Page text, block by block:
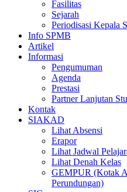
Fasilitas
Sejarah
Periodisasi Kepala
Info SPMB
Artikel
Informasi
Pengumuman
Agenda
Prestasi
Partner Lanjutan
Kontak
SIAKAD
Lihat Absensi
Erapor
Lihat Jadwal
Lihat Denah Kelas
GEMPUR (Kotak
Perundungan)